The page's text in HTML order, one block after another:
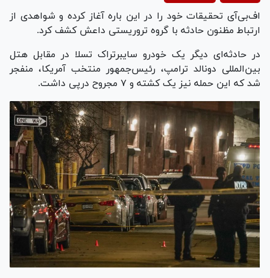
Video
اف‌بی‌آی تحقیقات خود را در این باره آغاز کرده و شواهدی از
ارتباط مظنون حادثه با گروه تروریستی داعش کشف کرد.
در حادثه‌ای دیگر یک خودرو سایبرتراک تسلا در مقابل هتل
بین‌المللی دونالد ترامپ، رئیس‌جمهور منتخب آمریکا، منفجر
شد که این حمله نیز یک کشته و ۷ مجروح درپی داشت.